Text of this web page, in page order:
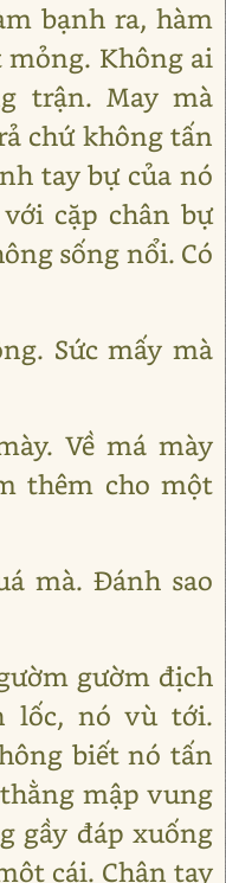
bạnh ra, hàm
Không ai
trận. May mà
chứ không tấn
tay bự của nó
cặp chân bự
sống nổi. Có
Sức mấy mà
Về má mày
thêm cho một
mà. Đánh sao
gườm địch
lốc, nó vù tới.
biết nó tấn
mập vung
gầy đáp xuống
cái. Chân tay